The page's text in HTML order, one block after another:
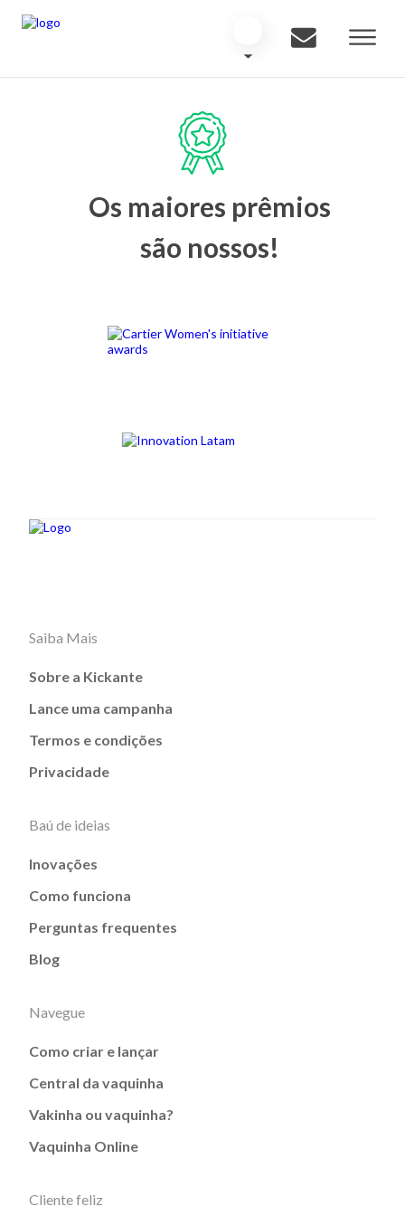
Os maiores prêmios
são nossos!
Saiba Mais
Sobre a Kickante
Lance uma campanha
Termos e condições
Privacidade
Baú de ideias
Inovações
Como funciona
Perguntas frequentes
Blog
Navegue
Como criar e lançar
Central da vaquinha
Vakinha ou vaquinha?
Vaquinha Online
Cliente feliz